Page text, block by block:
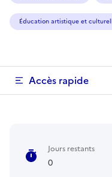
Éducation artistique et
Accès rapide
Jours restants
0